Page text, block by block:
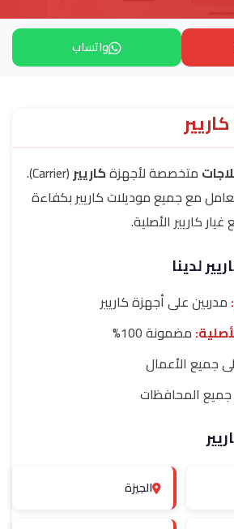
واتساب
متخصصة لأجهزةكاريير
(Carrier).
مع جميع موديلات كاريير بكفاءة
كاريير الأصلية.
لدينا
مدربين على أجهزة كاريير
مضمونة 100%
جميع الأعمال
المحافظات
الجيزة